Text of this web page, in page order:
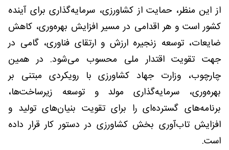
از این منظر، حمایت از کشاورزی، سرمایه‌گذاری برای آینده
کشور است و هر اقدامی در مسیر افزایش بهره‌وری، کاهش
ضایعات، توسعه زنجیره ارزش و ارتقای فناوری، گامی در
جهت تقویت اقتدار ملی محسوب می‌شود. در همین
چارچوب، وزارت جهاد کشاورزی با رویکردی مبتنی بر
بهره‌وری، سرمایه‌گذاری مولد و توسعه زیرساخت‌ها،
برنامه‌های گسترده‌ای را برای تقویت بنیان‌های تولید و
افزایش تاب‌آوری بخش کشاورزی در دستور کار قرار داده
است.